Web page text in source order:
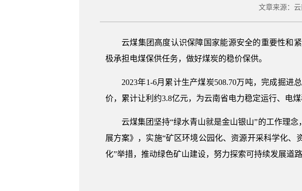
文章来源：
云煤集团高度认识保障国家能源安全的重要性和紧
极承担电煤保供任务，做好煤炭的稳价保供。
2023年1-6月累计生产煤炭508.70万吨，完成掘进总
价，累计让利约3.8亿元，为云南省电力稳定运行、电
云煤集团坚持“绿水青山就是金山银山”的工作理念
展方案》，实施“矿区环境公园化、资源开采科学化
化”举措，推动绿色矿山建设，努力探索可持续发展道路